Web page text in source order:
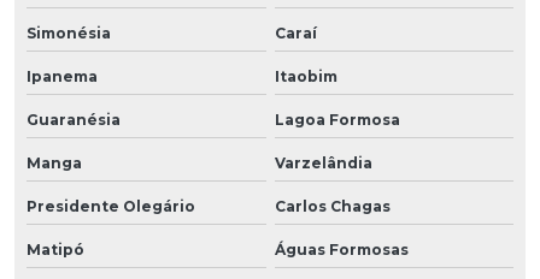
Simonésia Caraí
Ipanema Itaobim
Guaranésia Lagoa Formosa
Manga Varzelândia
Presidente Olegário Carlos Chagas
Matipó Águas Formosas